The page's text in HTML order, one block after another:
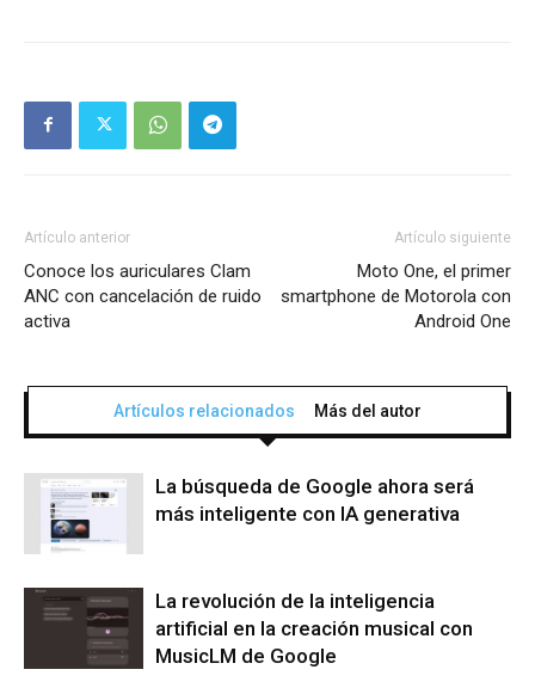
Artículo anterior
Conoce los auriculares Clam
ANC con cancelación de ruido
activa
Artículo siguiente
Moto One, el primer
smartphone de Motorola con
Android One
Artículos relacionados Más del autor
La búsqueda de Google ahora será
más inteligente con IA generativa
La revolución de la inteligencia
artificial en la creación musical con
MusicLM de Google